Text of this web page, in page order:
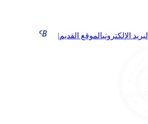
البريد الإلكترونيالموقع القديم|